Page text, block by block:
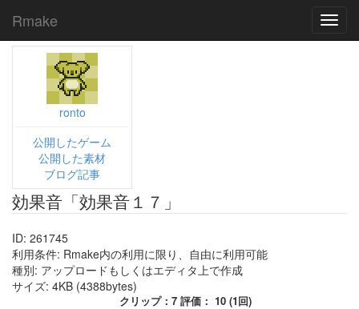
Rmake
ronto
公開したゲーム
公開した素材
ブログ記事
効果音「効果音１７」
ID: 261745
利用条件: Rmake内の利用に限り、自由に利用可能
種別: アップロードもしくはエディタ上で作成
サイズ: 4KB (4388bytes)
クリップ：7 評価： 10 (1回)